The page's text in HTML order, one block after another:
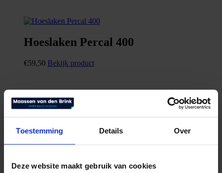
Toestemming Details Over
Deze website maakt gebruik van cookies
Hoeslaken Percal 400
€59,50 Bekijk product